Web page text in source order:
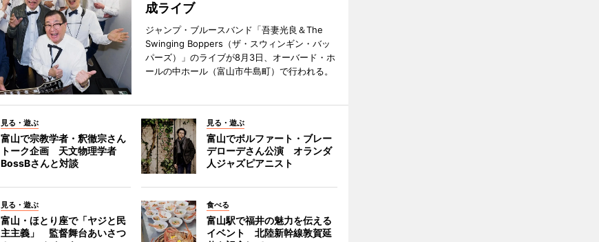
成ライブ
ジャンプ・ブルースバンド「吾妻光良＆The
Swinging Boppers（ザ・スウィンギン・バッ
パーズ）」のライブが8月3日、オーバード・ホ
ールの中ホール（富山市牛島町）で行われる。
見る・遊ぶ
富山で宗教学者・釈徹宗さん
トーク企画 天文物理学者
BossBさんと対談
見る・遊ぶ
富山でボルファート・ブレー
デローデさん公演 オランダ
人ジャズピアニスト
見る・遊ぶ
富山・ほとり座で「ヤジと民
主主義」 監督舞台あいさつ
食べる
富山駅で福井の魅力を伝える
イベント 北陸新幹線敦賀延